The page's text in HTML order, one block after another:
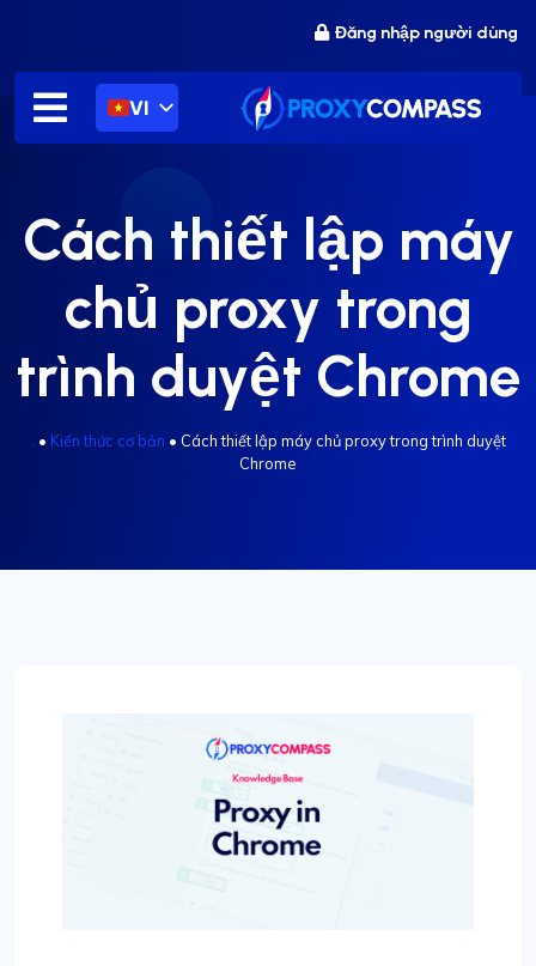
nội
dung
Đăng nhập người dùng
VI
Cách thiết lập máy
chủ proxy trong
trình duyệt Chrome
• Kiến thức cơ bản • Cách thiết lập máy chủ proxy trong trình duyệt
Chrome